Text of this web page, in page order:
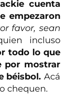
cuenta
empezaron
favor, sean
incluso
todo lo que
por mostrar
béisbol. Acá
chequen.